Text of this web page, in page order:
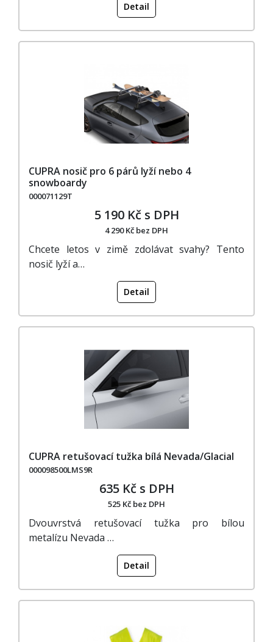
Detail
CUPRA nosič pro 6 párů lyží nebo 4
snowboardy
000071129T
5 190 Kč s DPH
4 290 Kč bez DPH
Chcete letos v zimě zdolávat svahy? Tento
nosič lyží a…
Detail
CUPRA retušovací tužka bílá Nevada/Glacial
000098500LMS9R
635 Kč s DPH
525 Kč bez DPH
Dvouvrstvá retušovací tužka pro bílou
metalízu Nevada …
Detail